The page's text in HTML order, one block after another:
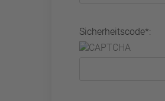
Sicherheitscode*: